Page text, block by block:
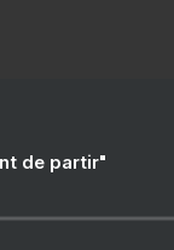
de partir"